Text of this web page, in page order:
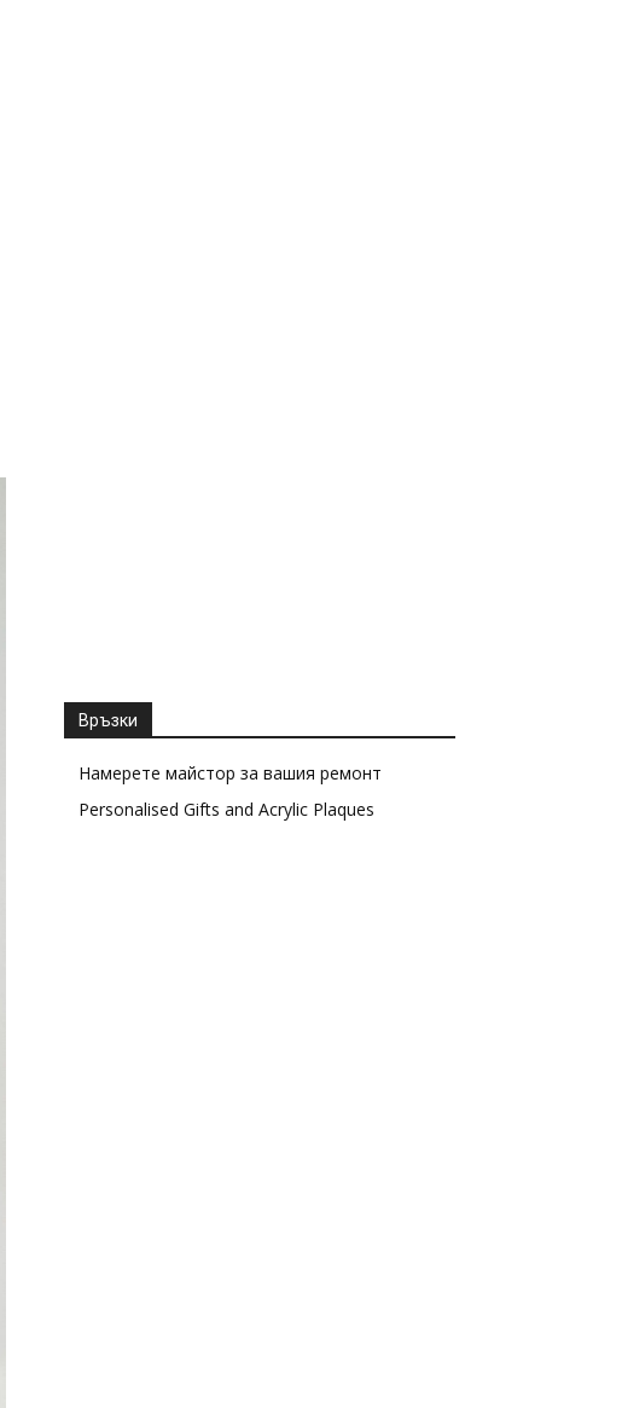
Връзки
Намерете майстор за вашия ремонт
Personalised Gifts and Acrylic Plaques